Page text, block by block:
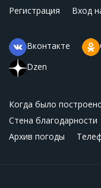
Регистрация
Вход
Вконтакте
Dzen
Когда было
Стена благодарности
Архив погоды